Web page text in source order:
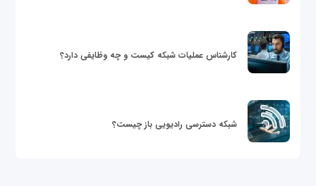
کارشناس عملیات شبکه کیست و چه وظایفی دارد؟
شبکه دسترسی رادیویی باز چیست؟